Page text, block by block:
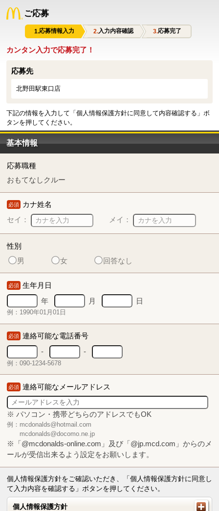
ご応募
応募情報入力 入力内容確認 応募完了
カンタン入力で応募完了！
応募先
北野田駅東口店
下記の情報を入力して「個人情報保護方針に同意して内容確認する」ボ
タンを押してください。
基本情報
応募職種
おもてなしクルー
必須 カナ姓名
セイ：
メイ：
性別
男
女 回答なし
必須 生年月日
年
月 日
例：1990年01月01日
必須 連絡可能な電話番号
-
-
例：090-1234-5678
必須 連絡可能なメールアドレス
※ パソコン・携帯どちらのアドレスでもOK
例：mcdonalds@hotmail.com
mcdonalds@docomo.ne.jp
※「@mcdonalds-online.com」及び「@jp.mcd.com」からのメ
ールが受信出来るよう設定をお願いします。
個人情報保護方針をご確認いただき、「個人情報保護方針に同意し
て入力内容を確認する」ボタンを押してください。
個人情報保護方針